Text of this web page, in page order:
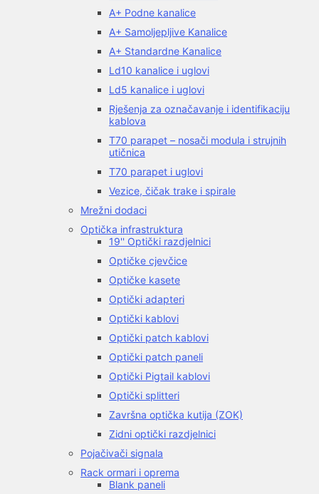
A+ Podne kanalice
A+ Samoljepljive Kanalice
A+ Standardne Kanalice
Ld10 kanalice i uglovi
Ld5 kanalice i uglovi
Rješenja za označavanje i identifikaciju
kablova
T70 parapet – nosači modula i strujnih
utičnica
T70 parapet i uglovi
Vezice, čičak trake i spirale
Mrežni dodaci
Optička infrastruktura
19'' Optički razdjelnici
Optičke cjevčice
Optičke kasete
Optički adapteri
Optički kablovi
Optički patch kablovi
Optički patch paneli
Optički Pigtail kablovi
Optički splitteri
Završna optička kutija (ZOK)
Zidni optički razdjelnici
Pojačivači signala
Rack ormari i oprema
Blank paneli